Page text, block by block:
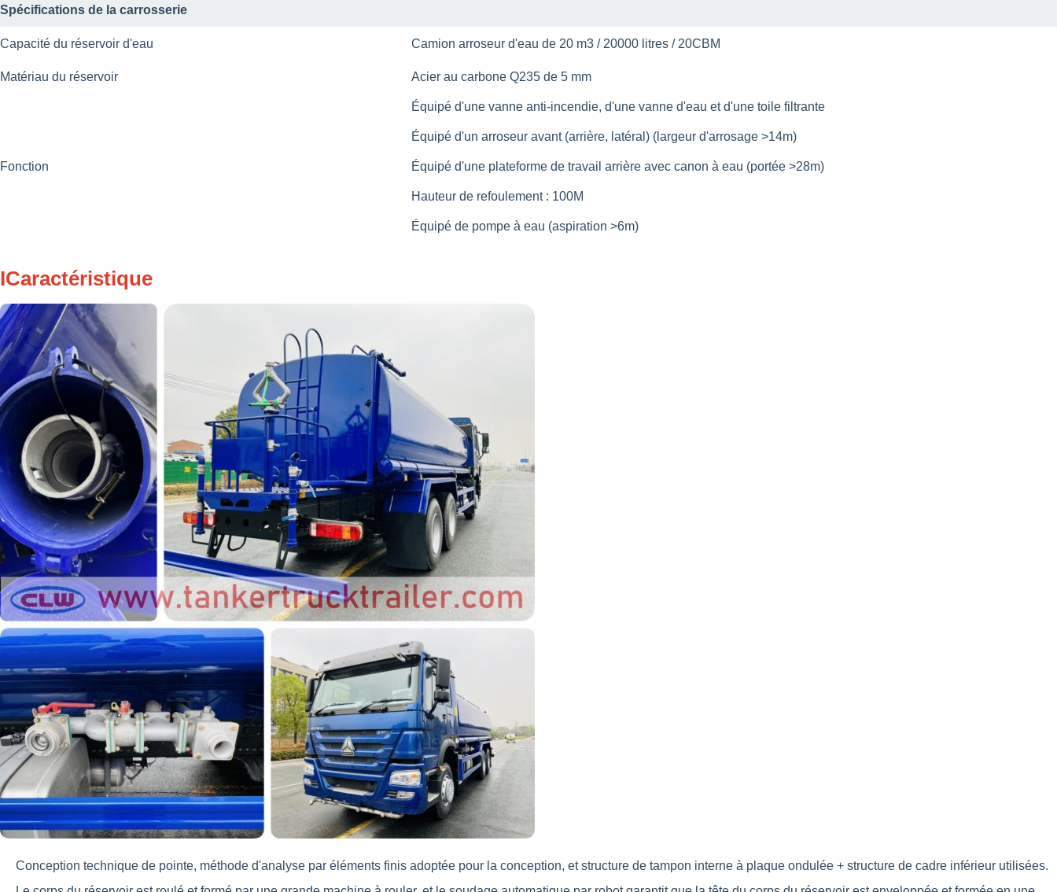
Spécifications de la carrosserie
Capacité du réservoir d'eau Camion arroseur d'eau de 20 m3 / 20000 litres / 20CBM
Matériau du réservoir Acier au carbone Q235 de 5 mm
Fonction
Équipé d'une vanne anti-incendie, d'une vanne d'eau et d'une toile filtrante
Équipé d'un arroseur avant (arrière, latéral) (largeur d'arrosage >14m)
Équipé d'une plateforme de travail arrière avec canon à eau (portée >28m)
Hauteur de refoulement : 100M
Équipé de pompe à eau (aspiration >6m)
ICaractéristique
Conception technique de pointe, méthode d'analyse par éléments finis adoptée pour la conception, et structure de tampon interne à plaque ondulée + structure de cadre inférieur utilisées.